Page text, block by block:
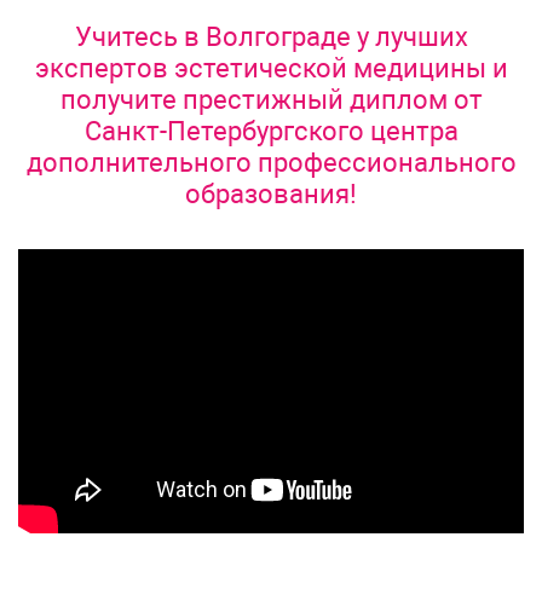
Учитесь в Волгограде у лучших
экспертов эстетической медицины и
получите престижный диплом от
Санкт-Петербургского центра
дополнительного профессионального
образования!